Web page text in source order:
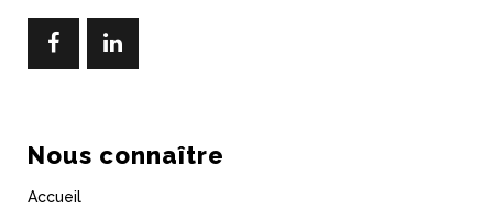
Nous connaître
Accueil